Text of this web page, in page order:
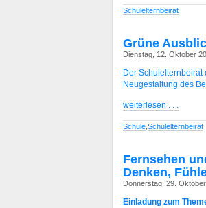
Schulelternbeirat
Grüne
Dienstag, 12. Oktober
Der Schulelternbeirat
Neugestaltung des
weiterlesen . . .
Schule Schulelternbeirat
Fernsehen
Denken,
Donnerstag, 29.
Einladung zum